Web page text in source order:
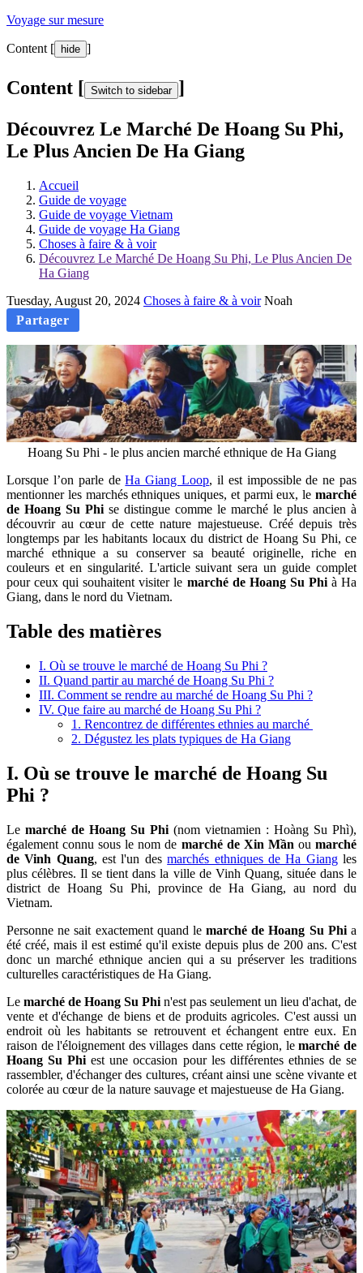
Voyage sur mesure
Content [ hide ]
Content [ Switch to sidebar ]
Découvrez Le Marché De Hoang Su Phi,
Le Plus Ancien De Ha Giang
Accueil
Guide de voyage
Guide de voyage Vietnam
Guide de voyage Ha Giang
Choses à faire & à voir
Découvrez Le Marché De Hoang Su Phi, Le Plus Ancien De
Ha Giang
Tuesday, August 20, 2024 Choses à faire & à voir Noah
Partager
Hoang Su Phi - le plus ancien marché ethnique de Ha Giang
Lorsque l’on parle deHa Giang Loop, il est impossible de ne pas
mentionner les marchés ethniques uniques, et parmi eux, le marché
de Hoang Su Phi se distingue comme le marché le plus ancien à
découvrir au cœur de cette nature majestueuse. Créé depuis très
longtemps par les habitants locaux du district de Hoang Su Phi, ce
marché ethnique a su conserver sa beauté originelle, riche en
couleurs et en singularité. L'article suivant sera un guide complet
pour ceux qui souhaitent visiter le marché de Hoang Su Phià Ha
Giang, dans le nord du Vietnam.
Table des matières
I. Où se trouve le marché de Hoang Su Phi ?
II. Quand partir au marché de Hoang Su Phi ?
III. Comment se rendre au marché de Hoang Su Phi ?
IV. Que faire au marché de Hoang Su Phi ?
1. Rencontrez de différentes ethnies au marché
2. Dégustez les plats typiques de Ha Giang
I. Où se trouve le marché de Hoang Su
Phi ?
Le marché de Hoang Su Phi (nom vietnamien : Hoàng Su Phì),
également connu sous le nom de marché de Xin Mần oumarché
de Vinh Quang, est l'un desmarchés ethniques de Ha Giangles
plus célèbres. Il se tient dans la ville de Vinh Quang, située dans le
district de Hoang Su Phi, province de Ha Giang, au nord du
Vietnam.
Personne ne sait exactement quand lemarché de Hoang Su Phia
été créé, mais il est estimé qu'il existe depuis plus de 200 ans. C'est
donc un marché ethnique ancien qui a su préserver les traditions
culturelles caractéristiques de Ha Giang.
Le marché de Hoang Su Phi n'est pas seulement un lieu d'achat, de
vente et d'échange de biens et de produits agricoles. C'est aussi un
endroit où les habitants se retrouvent et échangent entre eux. En
raison de l'éloignement des villages dans cette région, lemarché de
Hoang Su Phi est une occasion pour les différentes ethnies de se
rassembler, d'échanger des cultures, créant ainsi une scène vivante et
colorée au cœur de la nature sauvage et majestueuse de Ha Giang.